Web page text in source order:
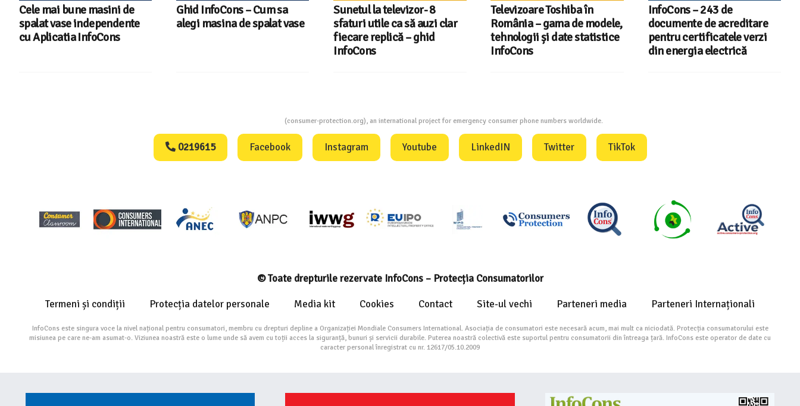
Cele mai bune masini de
spalat vase independente
cu Aplicatia InfoCons
Ghid InfoCons – Cum sa
alegi masina de spalat vase
Sunetul la televizor- 8
sfaturi utile ca să auzi clar
fiecare replică – ghid
InfoCons
Televizoare Toshiba în
România – gama de modele,
tehnologii și date statistice
InfoCons
InfoCons – 243 de
documente de acreditare
pentru certificatele verzi
din energia electrică
(consumer-protection.org), an international project for emergency consumer phone numbers worldwide.
0219615 Facebook Instagram Youtube LinkedIN Twitter TikTok
© Toate drepturile rezervate InfoCons – Protecția Consumatorilor
Termeni și condiții Protecția datelor personale Media kit Cookies Contact Site-ul vechi Parteneri media Parteneri Internaționali
InfoCons este singura voce la nivel național pentru consumatori, membru cu drepturi depline a Organizației Mondiale Consumers International. Asociația de consumatori este necesară acum, mai mult ca niciodată. Protecția consumatorului este
misiunea pe care ne-am asumat-o. Viziunea noastră este o lume unde să avem cu toții acces la siguranță, bunuri și servicii durabile. Puterea noastră colectivă este suportul pentru consumatorii din întreaga țară. InfoCons este operator de date cu
caracter personal înregistrat cu nr. 12617/05.10.2009